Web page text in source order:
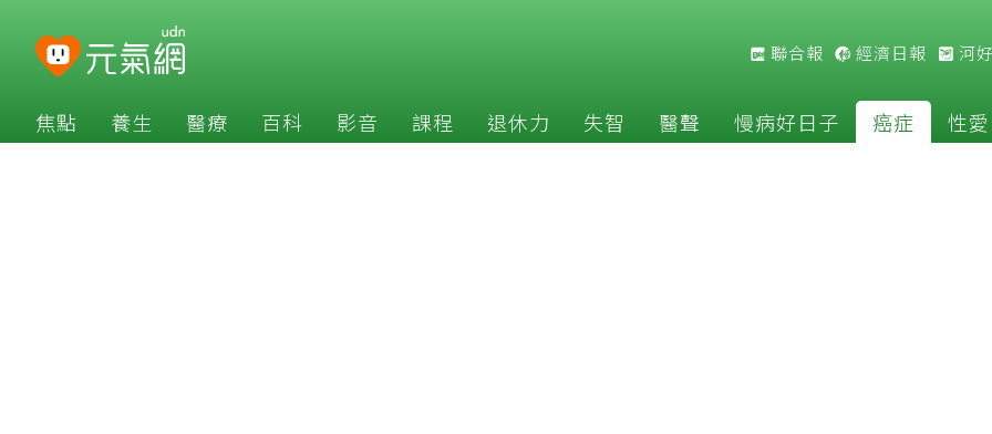
聯合報 經濟日報 河
焦點 養生 醫療 百科 影音 課程 退休力 失智 醫聲 慢病好日子 癌症 性愛